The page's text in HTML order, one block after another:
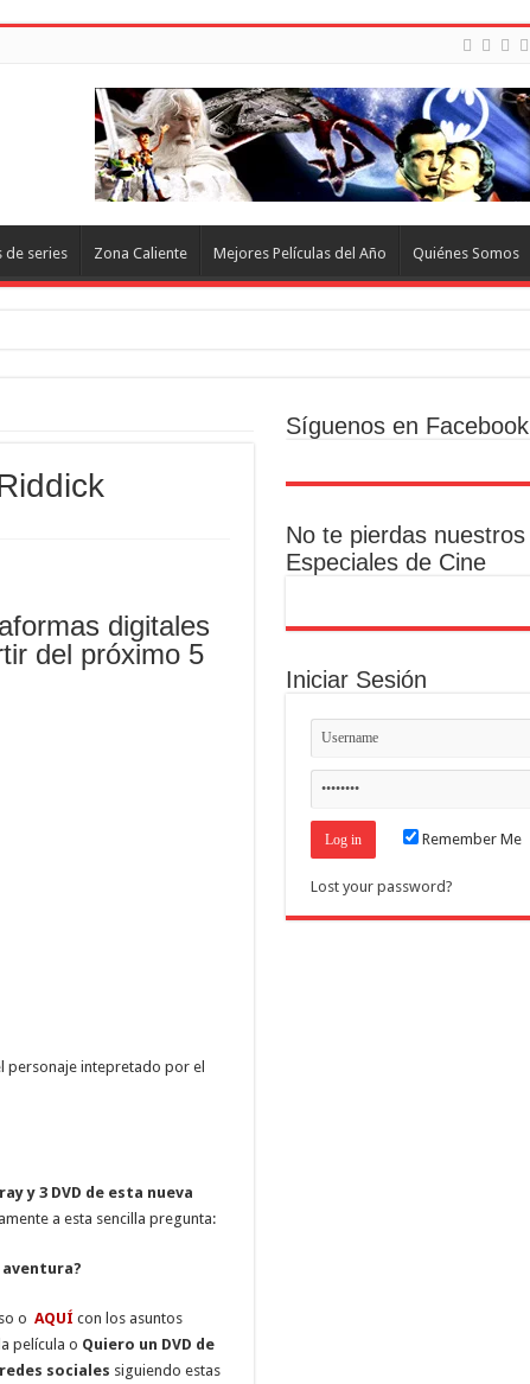
de series Zona Caliente Mejores Películas del Año Quiénes Somos
digitales
del próximo 5
personaje intepretado por el
y 3 DVD de esta nueva
a esta sencilla pregunta:
o AQUÍ con los asuntos
película o Quiero un DVD de
sociales siguiendo estas
Síguenos en Facebook
No te pierdas nuestros
Especiales de Cine
Iniciar Sesión
Remember Me
Lost your password?